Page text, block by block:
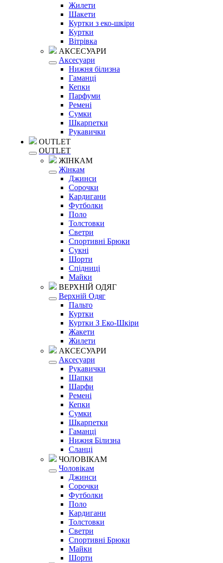
Жилети
Шакети
Куртки з еко-шкіри
Куртки
Вітрівка
АКСЕСУАРИ
Аксесуари
Нижня білизна
Гаманці
Кепки
Парфуми
Ремені
Сумки
Шкарпетки
Рукавички
OUTLET
OUTLET
ЖІНКАМ
Жінкам
Джинси
Сорочки
Кардигани
Футболки
Поло
Толстовки
Светри
Спортивні Брюки
Сукні
Шорти
Спідниці
Майки
ВЕРХНІЙ ОДЯГ
Верхній Одяг
Пальто
Куртки
Куртки З Еко-Шкіри
Жакети
Жилети
АКСЕСУАРИ
Аксесуари
Рукавички
Шапки
Шарфи
Ремені
Кепки
Сумки
Шкарпетки
Гаманці
Нижня Білизна
Сланці
ЧОЛОВІКАМ
Чоловікам
Джинси
Сорочки
Футболки
Поло
Кардигани
Толстовки
Светри
Спортивні Брюки
Майки
Шорти